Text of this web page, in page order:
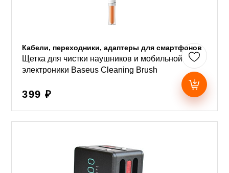
Кабели, переходники, адаптеры для смартфонов
Щетка для чистки наушников и мобильной
электроники Baseus Cleaning Brush
399 ₽